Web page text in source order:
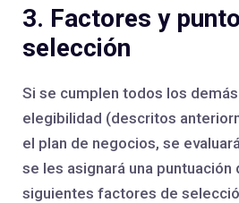
3. Factores y
selección
Si se cumplen todos los
elegibilidad (descritos
el plan de negocios, se
se les asignará una puntuación
siguientes factores de